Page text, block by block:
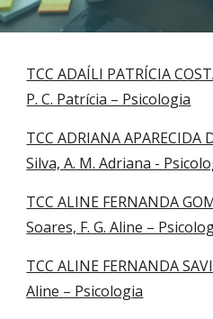
TCC ADAÍLI PATRÍCIA
P. C. Patrícia – Psicologia
TCC ADRIANA APARECIDA
Silva, A. M. Adriana -
TCC ALINE FERNANDA
Soares, F. G. Aline –
TCC ALINE FERNANDA
Aline – Psicologia